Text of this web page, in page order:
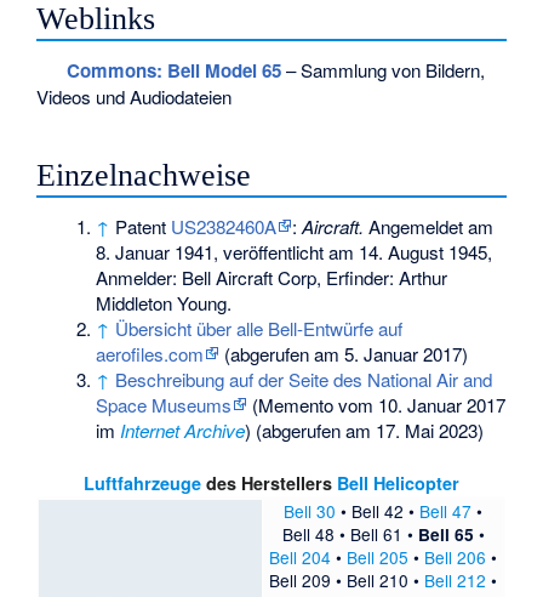
Weblinks
Commons: Bell Model 65– Sammlung von Bildern,
Videos und Audiodateien
Einzelnachweise
↑ Patent US2382460A :Aircraft. Angemeldet am
8. Januar 1941, veröffentlicht am 14. August 1945,
Anmelder: Bell Aircraft Corp, Erfinder: Arthur
Middleton Young.
↑ Übersicht über alle Bell-Entwürfe auf
aerofiles.com
(abgerufen am 5. Januar 2017)
↑ Beschreibung auf der Seite des National Air and
Space Museums
(Mementovom 10. Januar 2017
im Internet Archive) (abgerufen am 17. Mai 2023)
Luftfahrzeuge des Herstellers Bell Helicopter
Bell 30 • Bell 42 • Bell 47 •
Bell 48 • Bell 61 • Bell 65 •
Bell 204 • Bell 205 • Bell 206 •
Bell 209 • Bell 210 • Bell 212 •